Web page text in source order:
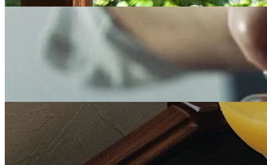
デジタルチケット カフェバー券 共通券
|| 今だけセール ||【デジタルチケット】Sooon Gift